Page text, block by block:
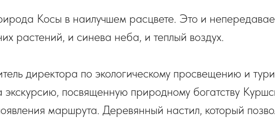
Косы в наилучшем расцвете. Это и
растений, и синева неба, и теплый воздух.
директора по экологическому просвещению и
посвященную природному богатству
маршрута. Деревянный настил, который